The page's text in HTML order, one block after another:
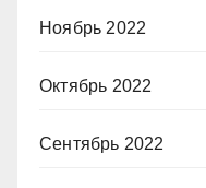
Ноябрь 2022
Октябрь 2022
Сентябрь 2022